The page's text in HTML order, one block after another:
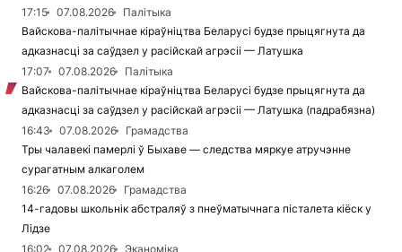
17:15
07.08.2026
Палітыка
Вайскова-палітычнае кіраўніцтва Беларусі будзе прыцягнута да
адказнасці за саўдзел у расійскай агрэсіі — Латушка
17:07
07.08.2026
Палітыка
Вайскова-палітычнае кіраўніцтва Беларусі будзе прыцягнута да
адказнасці за саўдзел у расійскай агрэсіі — Латушка (падрабязна)
16:43
07.08.2026
Грамадства
Тры чалавекі памерлі ў Быхаве — следства мяркуе атручэнне
сурагатным алкаголем
16:26
07.08.2026
Грамадства
14-гадовы школьнік абстраляў з пнеўматычнага пісталета кіёск у
Лідзе
16:02
07.08.2026
Эканоміка